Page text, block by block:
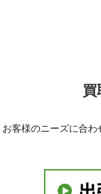
買
お客様のニーズに合